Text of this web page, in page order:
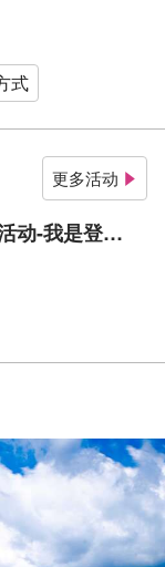
式
更多活动
台中城市郊山探旅活动-我是登山王